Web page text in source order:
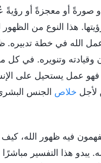
صورةً أو معجزةً أو رؤيةً
هذا النوع من
في خطة تدبيره.
وقيادته وتنويره. في
عمل يستحيل على
خلاص الجنس
فيه ظهور الله،
يبدو هذا التفسير